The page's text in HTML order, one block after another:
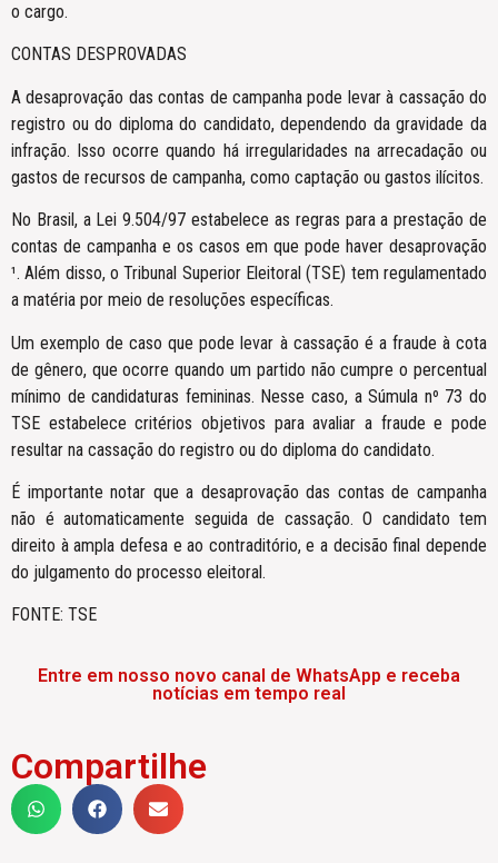
o cargo.
CONTAS DESPROVADAS
A desaprovação das contas de campanha pode levar à cassação do
registro ou do diploma do candidato, dependendo da gravidade da
infração. Isso ocorre quando há irregularidades na arrecadação ou
gastos de recursos de campanha, como captação ou gastos ilícitos.
No Brasil, a Lei 9.504/97 estabelece as regras para a prestação de
contas de campanha e os casos em que pode haver desaprovação
¹. Além disso, o Tribunal Superior Eleitoral (TSE) tem regulamentado
a matéria por meio de resoluções específicas.
Um exemplo de caso que pode levar à cassação é a fraude à cota
de gênero, que ocorre quando um partido não cumpre o percentual
mínimo de candidaturas femininas. Nesse caso, a Súmula nº 73 do
TSE estabelece critérios objetivos para avaliar a fraude e pode
resultar na cassação do registro ou do diploma do candidato.
É importante notar que a desaprovação das contas de campanha
não é automaticamente seguida de cassação. O candidato tem
direito à ampla defesa e ao contraditório, e a decisão final depende
do julgamento do processo eleitoral.
FONTE: TSE
Entre em nosso novo canal de WhatsApp e receba
notícias em tempo real
Compartilhe